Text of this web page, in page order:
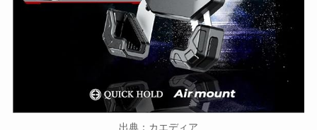
出典：カエディア